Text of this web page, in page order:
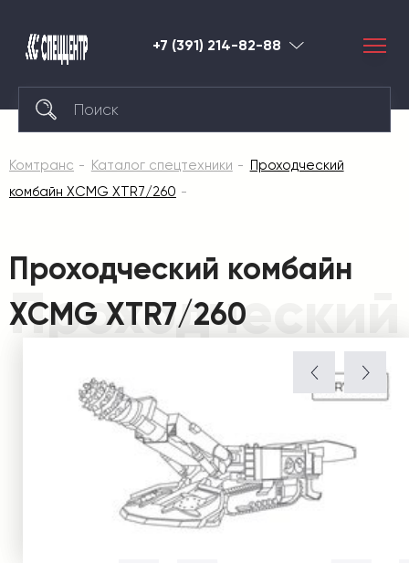
+7 (391) 214-82-88 Красноярск
Комтранс Каталог спецтехники
Проходческий
комбайн XCMG XTR7/260
Проходческий комбайн
XCMG XTR7/260